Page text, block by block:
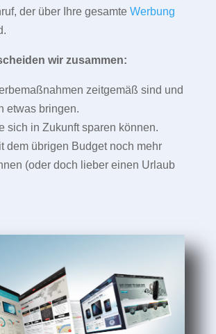
der über Ihre gesamte Werbung
wir zusammen:
zeitgemäß sind und
etwas bringen.
sich in Zukunft sparen können.
dem übrigen Budget noch mehr
(oder doch lieber einen Urlaub